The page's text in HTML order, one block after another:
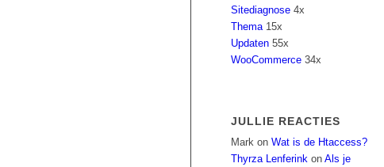
Sitediagnose 4x
Thema15x
Updaten 55x
WooCommerce 34x
JULLIE REACTIES
Mark onWat is de Htaccess?
Thyrza Lenferink onAls je